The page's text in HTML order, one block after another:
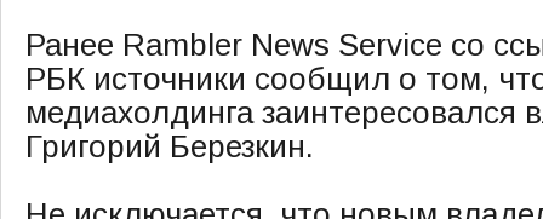
Ранее Rambler News Service со
РБК источники сообщил о том,
медиахолдинга заинтересовался
Григорий Березкин.